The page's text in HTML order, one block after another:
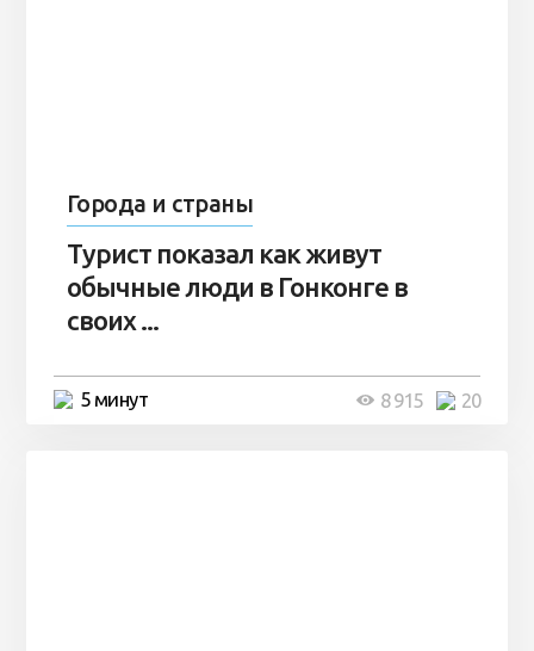
Города и страны
Турист показал как живут
обычные люди в Гонконге в
своих ...
5 минут 20
8 915